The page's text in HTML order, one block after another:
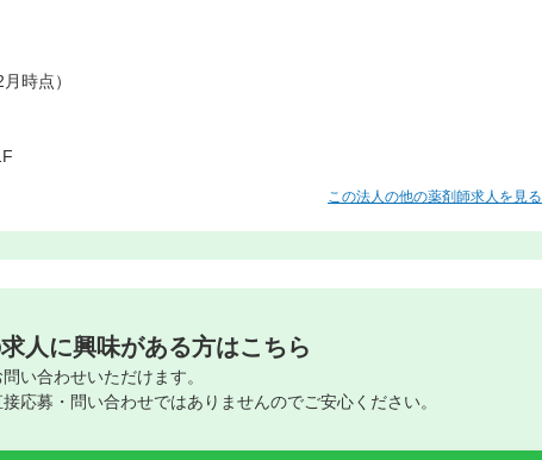
時点）
この法人の他の薬剤師求人を見る
人に興味がある方はこちら
い合わせいただけます。
応募・問い合わせではありませんのでご安心ください。